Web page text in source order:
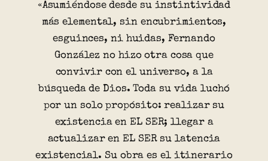
«Asumiéndose desde su instintividad
más elemental, sin encubrimientos,
esguinces, ni huidas, Fernando
González no hizo otra cosa que
convivir con el universo, a la
búsqueda de Dios. Toda su vida luchó
por un solo propósito: realizar su
existencia en EL SER; llegar a
actualizar en EL SER su latencia
existencial. Su obra es el itinerario